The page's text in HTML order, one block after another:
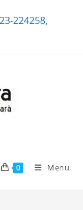
224258,
0 Menu